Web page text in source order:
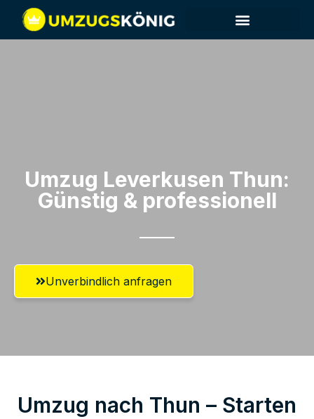
Umzug Leverkusen​ Thun:
Günstig & professionell​
Unverbindlich anfragen
Umzug nach Thun – Starten